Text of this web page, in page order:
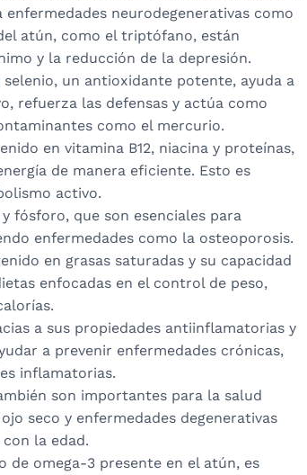
neurodegenerativas como
atún, como el triptófano, están
y la reducción de la depresión.
un antioxidante potente, ayuda a
refuerza las defensas y actúa como
como el mercurio.
en vitamina B12, niacina y proteínas,
de manera eficiente. Esto es
activo.
fósforo, que son esenciales para
enfermedades como la osteoporosis.
en grasas saturadas y su capacidad
enfocadas en el control de peso,
a sus propiedades antiinflamatorias y
a prevenir enfermedades crónicas,
inflamatorias.
son importantes para la salud
seco y enfermedades degenerativas
la edad.
de omega-3 presente en el atún, es